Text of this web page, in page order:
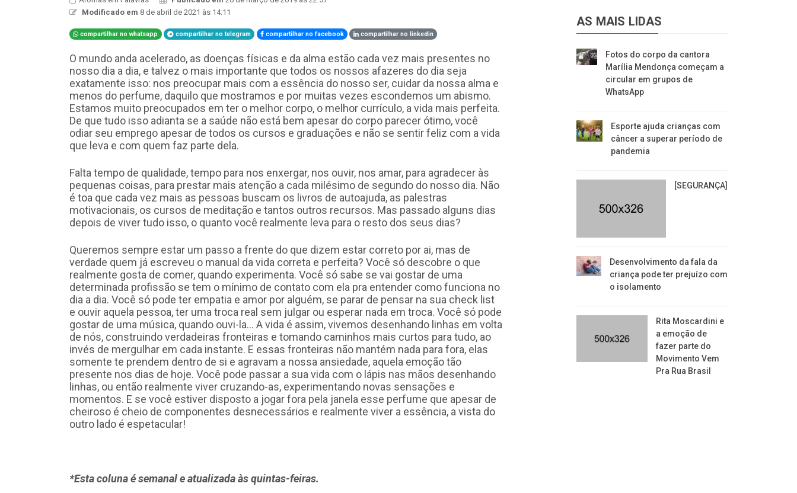
Modificado em 8 de abril de 2021 às 14:11
compartilhar no whatsapp compartilhar no telegram compartilhar no facebook compartilhar no linkedin
O mundo anda acelerado, as doenças físicas e da alma estão cada vez mais presentes no
nosso dia a dia, e talvez o mais importante que todos os nossos afazeres do dia seja
exatamente isso: nos preocupar mais com a essência do nosso ser, cuidar da nossa alma e
menos do perfume, daquilo que mostramos e por muitas vezes escondemos um abismo.
Estamos muito preocupados em ter o melhor corpo, o melhor currículo, a vida mais perfeita.
De que tudo isso adianta se a saúde não está bem apesar do corpo parecer ótimo, você
odiar seu emprego apesar de todos os cursos e graduações e não se sentir feliz com a vida
que leva e com quem faz parte dela.
Falta tempo de qualidade, tempo para nos enxergar, nos ouvir, nos amar, para agradecer às
pequenas coisas, para prestar mais atenção a cada milésimo de segundo do nosso dia. Não
é toa que cada vez mais as pessoas buscam os livros de autoajuda, as palestras
motivacionais, os cursos de meditação e tantos outros recursos. Mas passado alguns dias
depois de viver tudo isso, o quanto você realmente leva para o resto dos seus dias?
Queremos sempre estar um passo a frente do que dizem estar correto por ai, mas de
verdade quem já escreveu o manual da vida correta e perfeita? Você só descobre o que
realmente gosta de comer, quando experimenta. Você só sabe se vai gostar de uma
determinada profissão se tem o mínimo de contato com ela pra entender como funciona no
dia a dia. Você só pode ter empatia e amor por alguém, se parar de pensar na sua check list
e ouvir aquela pessoa, ter uma troca real sem julgar ou esperar nada em troca. Você só pode
gostar de uma música, quando ouvi-la… A vida é assim, vivemos desenhando linhas em volta
de nós, construindo verdadeiras fronteiras e tomando caminhos mais curtos para tudo, ao
invés de mergulhar em cada instante. E essas fronteiras não mantém nada para fora, elas
somente te prendem dentro de si e agravam a nossa ansiedade, aquela emoção tão
presente nos dias de hoje. Você pode passar a sua vida com o lápis nas mãos desenhando
linhas, ou então realmente viver cruzando-as, experimentando novas sensações e
momentos. E se você estiver disposto a jogar fora pela janela esse perfume que apesar de
cheiroso é cheio de componentes desnecessários e realmente viver a essência, a vista do
outro lado é espetacular!
*Esta coluna é semanal e atualizada às quintas-feiras.
AS MAIS LIDAS
Fotos do corpo da cantora
Marília Mendonça começam a
circular em grupos de
WhatsApp
Esporte ajuda crianças com
câncer a superar período de
pandemia
[SEGURANÇA]
Desenvolvimento da fala da
criança pode ter prejuízo com
o isolamento
Rita Moscardini e
a emoção de
fazer parte do
Movimento Vem
Pra Rua Brasil